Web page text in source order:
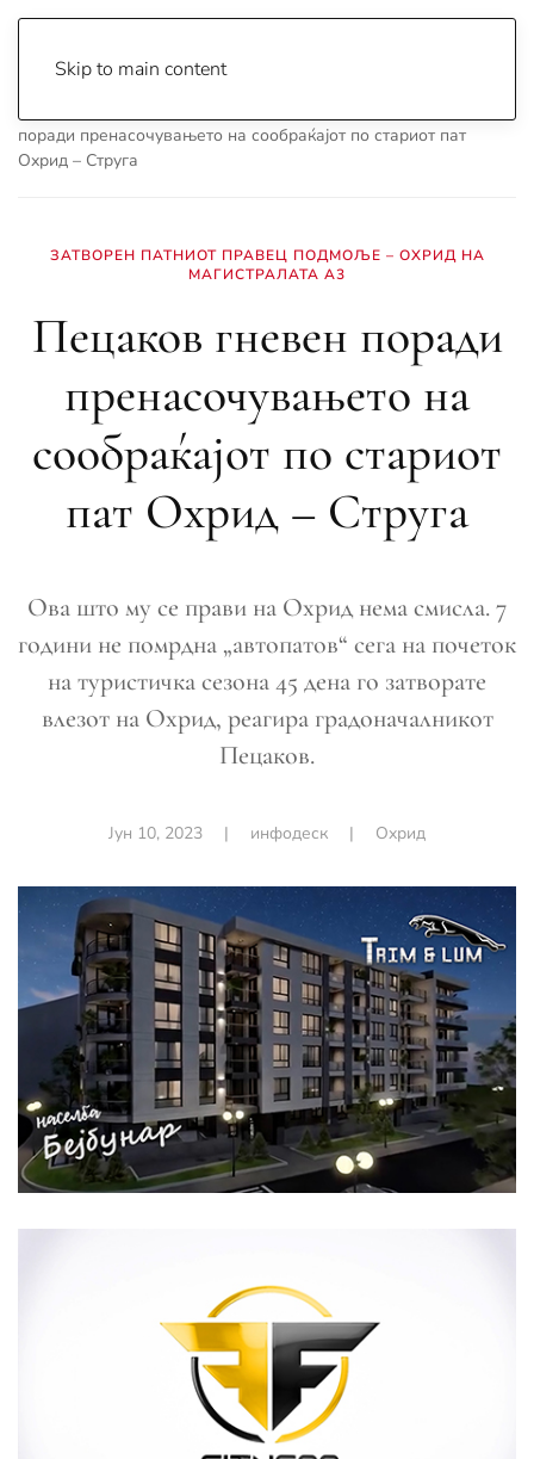
Skip to main content
поради пренасочувањето на сообраќајот по стариот пат
Охрид – Струга
ЗАТВОРЕН ПАТНИОТ ПРАВЕЦ ПОДМОЉЕ – ОХРИД НА
МАГИСТРАЛАТА А3
Пецаков гневен поради
пренасочувањето на
сообраќајот по стариот
пат Охрид – Струга
Ова што му се прави на Охрид нема смисла. 7
години не помрдна „автопатов“ сега на почеток
на туристичка сезона 45 дена го затворате
влезот на Охрид, реагира градоначалникот
Пецаков.
Јун 10, 2023 | инфодеск | Охрид